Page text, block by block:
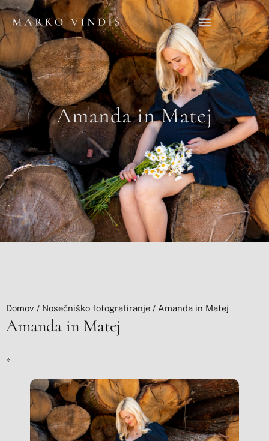
Amanda in Matej
Domov / Nosečniško fotografiranje / Amanda in Matej
Amanda in Matej
*